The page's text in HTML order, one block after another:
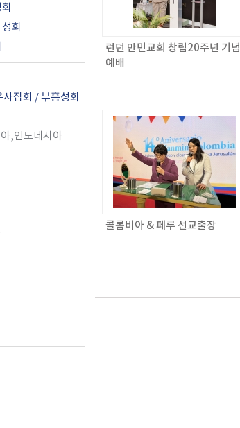
회
집회 / 부흥성회
,인도네시아
런던 만민교회 창립20주년 기념
예배
콜롬비아 & 페루 선교출장